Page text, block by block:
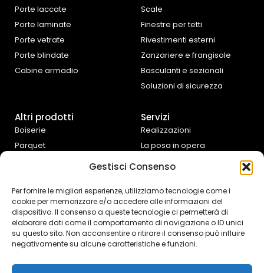
Gestisci Consenso
Per fornire le migliori esperienze, utilizziamo tecnologie come i
cookie per memorizzare e/o accedere alle informazioni del
dispositivo. Il consenso a queste tecnologie ci permetterà di
elaborare dati come il comportamento di navigazione o ID unici
su questo sito. Non acconsentire o ritirare il consenso può influire
negativamente su alcune caratteristiche e funzioni.
Porte laccate
Porte laminate
Porte vetrate
Porte blindate
Cabine armadio
Scale
Finestre per tetti
Rivestimenti esterni
Zanzariere e frangisole
Basculanti e sezionali
Soluzioni di sicurezza
Altri prodotti
Boiserie
Parquet
d’arredo
Controtelai Scrigno
Servizi
Realizzazioni
La posa in opera
preventivazione
Assistenza fai da te